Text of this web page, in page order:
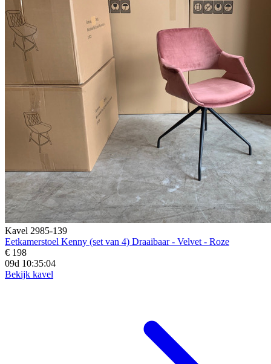
Kavel 2985-139
Eetkamerstoel Kenny (set van 4) Draaibaar - Velvet - Roze
€ 198
09d 10:35:02
Bekijk kavel